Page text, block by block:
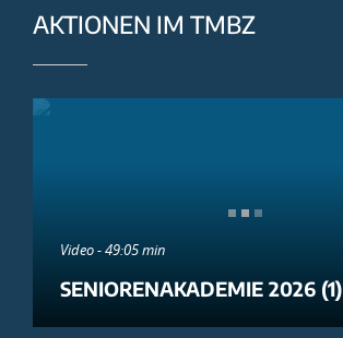
AKTIONEN IM TMBZ
Video - 49:05 min
SENIORENAKADEMIE 2026 (1)